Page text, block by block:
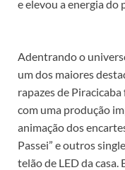
e elevou a energia do
Adentrando o
um dos maiores
rapazes de
com uma produção
animação dos
Passei” e outros
telão de LED da casa.